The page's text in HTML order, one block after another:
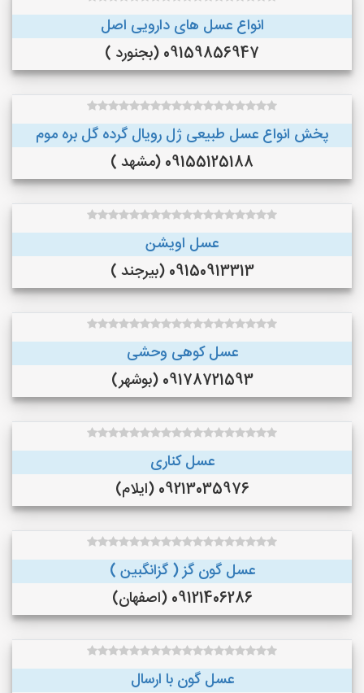
انواع عسل های دارویی اصل
09159856947 (بجنورد )
پخش انواع عسل طبیعی ژل رویال گرده گل بره موم
09155125188 (مشهد )
عسل اویشن
09150913313 (بیرجند )
عسل کوهی وحشی
09178721593 (بوشهر)
عسل کناری
09213035976 (ایلام)
عسل گون گز ( گزانگبین )
09121406286 (اصفهان)
عسل گون با ارسال